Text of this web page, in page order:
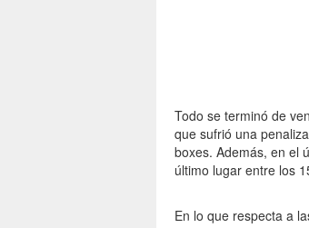
Todo se terminó de
que sufrió una
boxes. Además, en el
último lugar entre los
En lo que respecta a